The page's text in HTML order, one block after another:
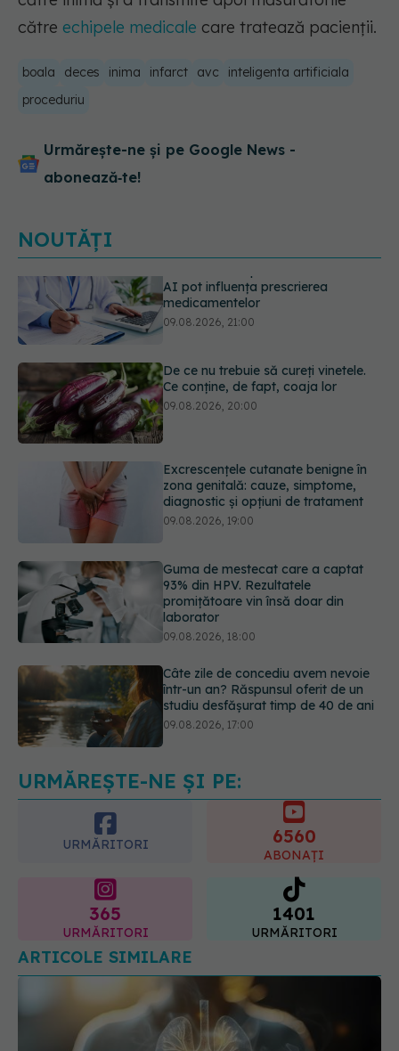
către echipele medicale care tratează pacienţii.
boala deces inima infarct avc
inteligenta artificiala
proceduriu
Urmărește-ne și pe Google News -
abonează‑te!
NOUTĂȚI
De ce nu trebuie să cureți vinetele.
Ce conține, de fapt, coaja lor
Excrescențele cutanate benigne în
Guma de mestecat care a captat
93% din HPV. Rezultatele
09.08.2026, 18:00
Câte zile de concediu avem nevoie
într-un an? Răspunsul oferit de un
studiu desfășurat timp de 40 de ani
Reclamele din platformele medicale
AI pot influența prescrierea
URMĂREȘTE-NE ȘI PE:
URMĂRITORI 6560
ABONAȚI
365
URMĂRITORI
1401
URMĂRITORI
ARTICOLE SIMILARE